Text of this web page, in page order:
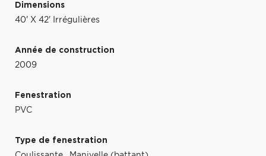
Dimensions
40' X 42' Irrégulières
Année de construction
2009
Fenestration
PVC
Type de fenestration